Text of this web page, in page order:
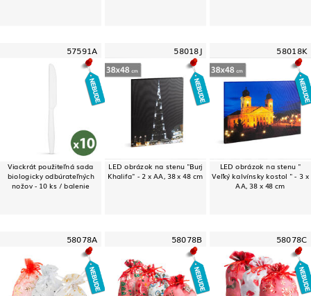
57591A
Viackrát použiteľná sada
biologicky odbúrateľných
nožov - 10 ks / balenie
58018J
LED obrázok na stenu "Burj
Khalifa" - 2 x AA, 38 x 48 cm
58018K
LED obrázok na stenu "
Veľký kalvínsky kostol " - 3 x
AA, 38 x 48 cm
58078A 58078B 58078C